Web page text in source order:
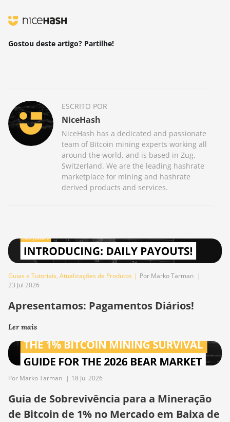
Gostou deste artigo? Partilhe!
ESCRITO POR
NiceHash
NiceHash has a dedicated and passionate
team of Bitcoin mining experts working all
around the world, and is based in Zug,
Switzerland. We are the leading hashrate
marketplace for mining and hashrate
derived products and services.
Guias e Tutoriais, Atualizações de Produtos | Por Marko Tarman |
23 Jul 2026
Apresentamos: Pagamentos Diários!
Ler mais
Por Marko Tarman | 18 Jul 2026
Guia de Sobrevivência para a Mineração
de Bitcoin de 1% no Mercado em Baixa de